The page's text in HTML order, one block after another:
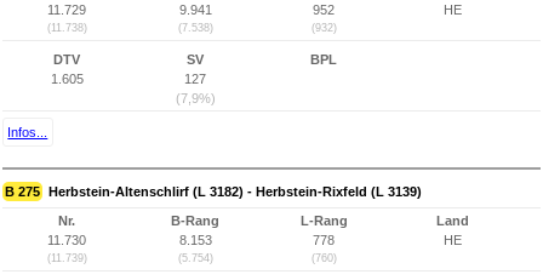
11.729
(11.738)
9.941
(7.538)
952
(932)
HE
DTV
1.605
SV
127
(7,9%)
BPL
Infos...
B 275 Herbstein-Altenschlirf (L 3182) - Herbstein-Rixfeld (L 3139)
Nr.
11.730
(11.739)
B-Rang
8.153
(5.754)
L-Rang
778
(760)
Land
HE